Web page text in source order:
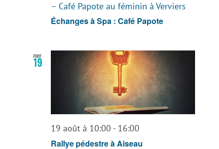
– Café Papote au féminin à Verviers
Échanges à Spa : Café Papote
mer
19
19 août à 10:00 - 16:00
Rallye pédestre à Aiseau